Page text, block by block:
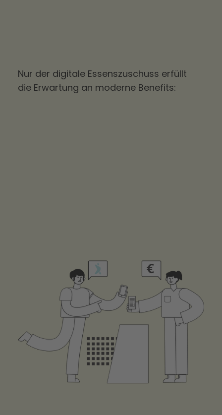
Nur der digitale Essenszuschuss erfüllt
die Erwartung an moderne Benefits: